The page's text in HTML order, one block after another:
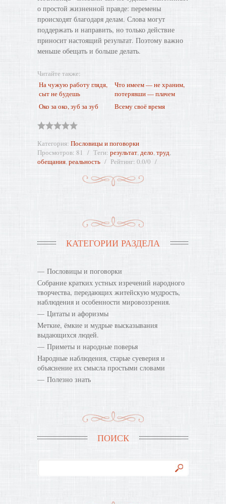
о простой жизненной правде: перемены
происходят благодаря делам. Слова могут
поддержать и направить, но только действие
приносит настоящий результат. Поэтому важно
меньше обещать и больше делать.
Читайте также:
На чужую работу глядя,
сыт не будешь
Что имеем — не храним,
потерявши — плачем
Око за око, зуб за зуб
Всему своё время
Категория: Пословицы и поговорки
Просмотров: 81 Теги: результат,дело,труд,
обещания,реальность Рейтинг: 0.0/0
КАТЕГОРИИ РАЗДЕЛА
Пословицы и поговорки
Собрание кратких устных изречений народного
творчества, передающих житейскую мудрость,
наблюдения и особенности мировоззрения.
Цитаты и афоризмы
Меткие, ёмкие и мудрые высказывания
выдающихся людей.
Приметы и народные поверья
Народные наблюдения, старые суеверия и
объяснение их смысла простыми словами
Полезно знать
ПОИСК